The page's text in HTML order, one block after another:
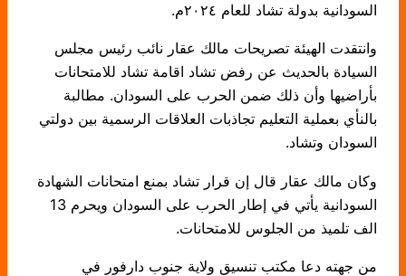
السودانية بدولة تشاد للعام ٢٠٢٤م.
وانتقدت الهيئة تصريحات مالك عقار نائب رئيس مجلس
السيادة بالحديث عن رفض تشاد اقامة تشاد للامتحانات
بأراضيها وأن ذلك ضمن الحرب على السودان. مطالبة
بالنأي بعملية التعليم تجاذبات العلاقات الرسمية بين دولتي
السودان وتشاد.
وكان مالك عقار قال إن قرار تشاد بمنع امتحانات الشهادة
السودانية يأتي في إطار الحرب على السودان ويحرم 13
الف تلميذ من الجلوس للامتحانات.
من جهته دعا مكتب تنسيق ولاية جنوب دارفور في